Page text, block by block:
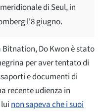
di Seul, in
l'8 giugno.
Do Kwon è stato
per aver tentato di
e documenti di
recente udienza in
non sapeva che i suoi